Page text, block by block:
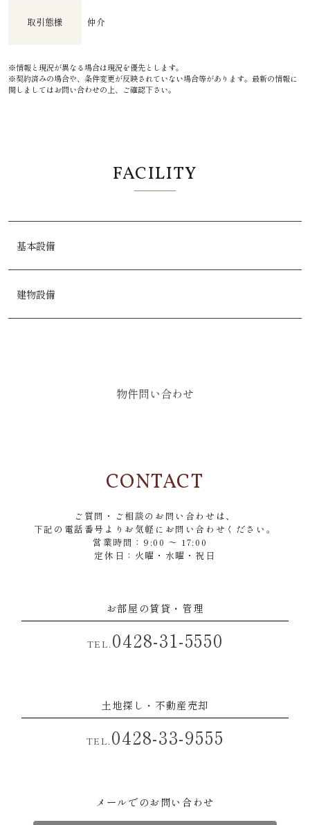
取引態様 仲介
※情報と現況が異なる場合は現況を優先とします。
※契約済みの場合や、条件変更が反映されていない場合等があります。最新の情報に
関しましてはお問い合わせの上、ご確認下さい。
FACILITY
基本設備
建物設備
物件問い合わせ
CONTACT
ご質問・ご相談のお問い合わせは、
下記の電話番号よりお気軽にお問い合わせください。
営業時間：9:00 ～ 17:00
定休日：火曜・水曜・祝日
お部屋の賃貸・管理
TEL.0428-31-5550
土地探し・不動産売却
TEL.0428-33-9555
メールでのお問い合わせ